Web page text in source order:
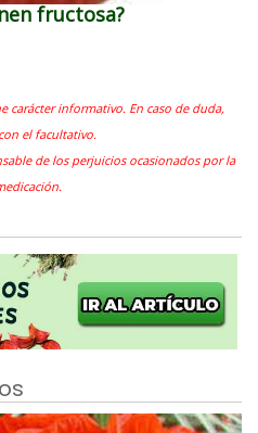
fructosa?
carácter informativo. En caso de duda,
el facultativo.
de los perjuicios ocasionados por la